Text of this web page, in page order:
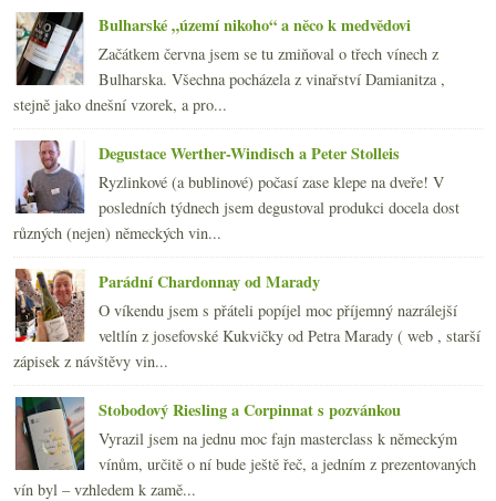
►srpna
►července
►června(22)
května(20)
►dubna(21)
►března(23)
►února (20)
►ledna (20)
►2008(270)
►2007(108)
Bulharské „území nikoho“ a něco k medvědovi
Začátkem června jsem se tu zmiňoval o třech vínech z
Bulharska. Všechna pocházela z vinařství Damianitza ,
stejně jako dnešní vzorek, a pro...
Degustace Werther-Windisch a Peter Stolleis
Ryzlinkové (a bublinové) počasí zase klepe na dveře! V
posledních týdnech jsem degustoval produkci docela dost
různých (nejen) německých vin...
Parádní Chardonnay od Marady
O víkendu jsem s přáteli popíjel moc příjemný nazrálejší
veltlín z josefovské Kukvičky od Petra Marady ( web , starší
zápisek z návštěvy vin...
Stobodový Riesling a Corpinnat s pozvánkou
Vyrazil jsem na jednu moc fajn masterclass k německým
vínům, určitě o ní bude ještě řeč, a jedním z prezentovaných
vín byl – vzhledem k zamě...